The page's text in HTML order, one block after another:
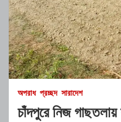
অপরাধ প্রচ্ছদ সারাদেশ
চাঁদপুরে নিজ